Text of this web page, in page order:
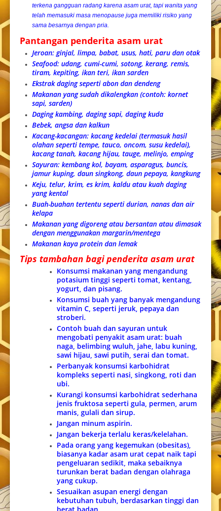
terkena gangguan radang karena asam urat, tapi wanita yang
telah memasuki masa menopause juga memiliki risiko yang
sama besarnya dengan pria.
Pantangan penderita asam urat
Jeroan: ginjal, limpa, babat, usus, hati, paru dan otak
Seafood: udang, cumi-cumi, sotong, kerang, remis,
tiram, kepiting, ikan teri, ikan sarden
Ekstrak daging seperti abon dan dendeng
Makanan yang sudah dikalengkan (contoh: kornet
sapi, sarden)
Daging kambing, daging sapi, daging kuda
Bebek, angsa dan kalkun
Kacang-kacangan: kacang kedelai (termasuk hasil
olahan seperti tempe, tauco, oncom, susu kedelai),
kacang tanah, kacang hijau, tauge, melinjo, emping
Sayuran: kembang kol, bayam, asparagus, buncis,
jamur kuping, daun singkong, daun pepaya, kangkung
Keju, telur, krim, es krim, kaldu atau kuah daging
yang kental
Buah-buahan tertentu seperti durian, nanas dan air
kelapa
Makanan yang digoreng atau bersantan atau dimasak
dengan menggunakan margarin/mentega
Makanan kaya protein dan lemak
Tips tambahan bagi penderita asam urat
Konsumsi makanan yang mengandung
potasium tinggi seperti tomat, kentang,
yogurt, dan pisang.
Konsumsi buah yang banyak mengandung
vitamin C, seperti jeruk, pepaya dan
stroberi.
Contoh buah dan sayuran untuk
mengobati penyakit asam urat: buah
naga, belimbing wuluh, jahe, labu kuning,
sawi hijau, sawi putih, serai dan tomat.
Perbanyak konsumsi karbohidrat
kompleks seperti nasi, singkong, roti dan
ubi.
Kurangi konsumsi karbohidrat sederhana
jenis fruktosa seperti gula, permen, arum
manis, gulali dan sirup.
Jangan minum aspirin.
Jangan bekerja terlalu keras/kelelahan.
Pada orang yang kegemukan (obesitas),
biasanya kadar asam urat cepat naik tapi
pengeluaran sedikit, maka sebaiknya
turunkan berat badan dengan olahraga
yang cukup.
Sesuaikan asupan energi dengan
kebutuhan tubuh, berdasarkan tinggi dan